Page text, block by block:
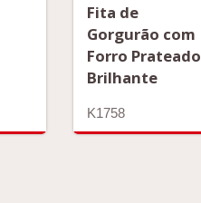
Fita de
Gorgurão com
Forro Prateado
Brilhante
K1758